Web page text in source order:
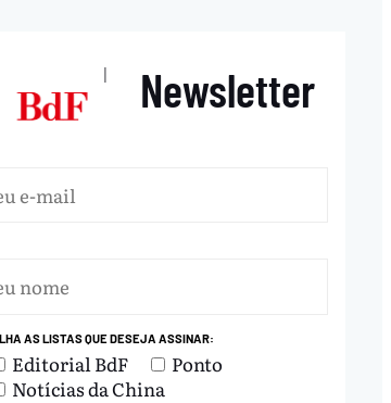
| Newsletter
AS LISTAS QUE DESEJA ASSINAR:
Editorial BdF
Ponto
Notícias da China